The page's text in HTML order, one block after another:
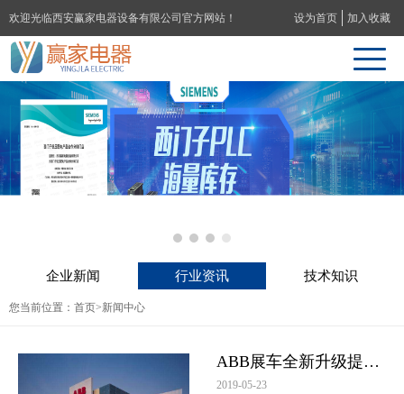
欢迎光临西安赢家电器设备有限公司官方网站！ 设为首页 加入收藏
企业新闻 行业资讯 技术知识
您当前位置： 首页>新闻中心
ABB展车全新升级提供２.０版的现场技术体验
2019-05-23